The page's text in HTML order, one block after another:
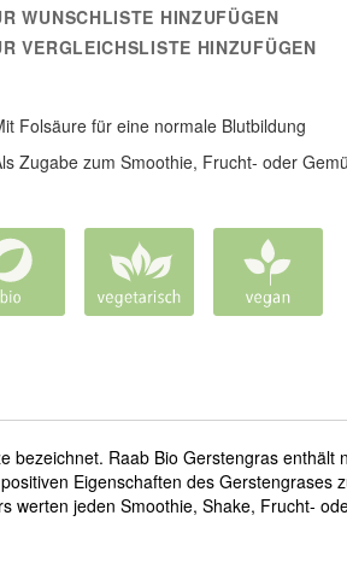
WUNSCHLISTE HINZUFÜGEN
VERGLEICHSLISTE HINZUFÜGEN
Folsäure für eine normale Blutbildung
Zugabe zum Smoothie, Frucht- oder
Raab Bio Gerstengras enthält
Eigenschaften des Gerstengrases
werten jeden Smoothie, Shake, Frucht-